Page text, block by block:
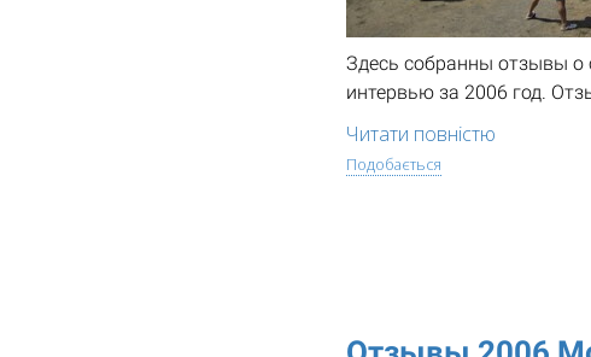
Здесь собранны отзывы о
интервью за 2006 год.
Читати повністю
Подобається